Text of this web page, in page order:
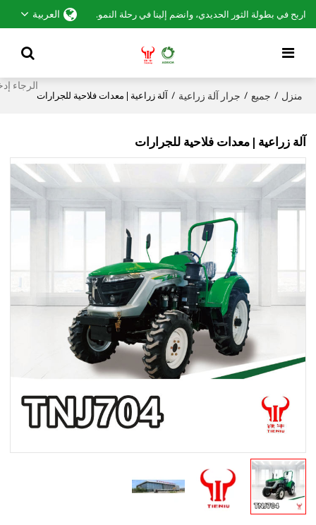
اربح في بطولة الثور الحديدي، وانضم إلينا في رحلة النمو. العربية
منزل / جميع / جرار آلة زراعية / آلة زراعية | معدات فلاحية للجرارات
آلة زراعية | معدات فلاحية للجرارات